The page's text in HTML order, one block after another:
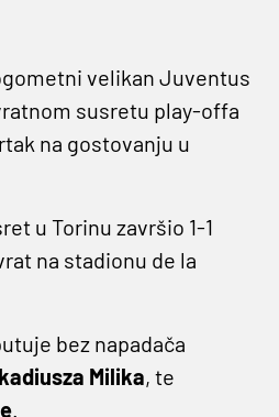
velikan Juventus
susretu play-offa
na gostovanju u
u Torinu završio 1-1
na stadionu de la
bez napadača
Milika, te